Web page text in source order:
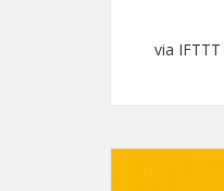
via IFTTT